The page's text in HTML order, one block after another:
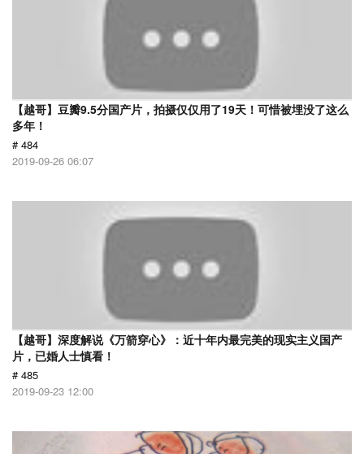
【越哥】豆瓣9.5分国产片，拍摄仅仅用了19天！可惜被埋没了这么
多年！
# 484
2019-09-26 06:07
【越哥】深度解说《万箭穿心》：近十年内最完美的现实主义国产
片，已婚人士慎看！
# 485
2019-09-23 12:00